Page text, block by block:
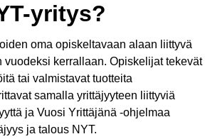
yritys?
oma opiskeltavaan alaan liittyvä
vuodeksi kerrallaan. Opiskelijat tekevät
tai valmistavat tuotteita
samalla yrittäjyyteen liittyviä
ja Vuosi Yrittäjänä -ohjelmaa
ja talous NYT.